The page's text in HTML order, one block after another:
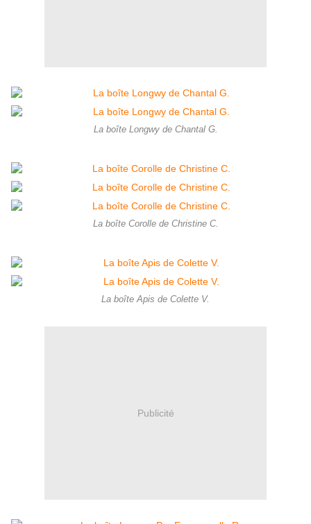
La boîte Longwy de Chantal G.
La boîte Corolle de Christine C.
La boîte Apis de Colette V.
Publicité